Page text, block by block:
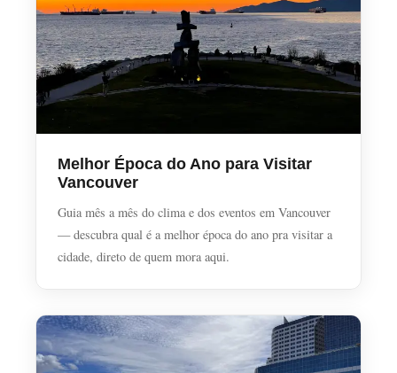
Melhor Época do Ano para Visitar
Vancouver
Guia mês a mês do clima e dos eventos em Vancouver
— descubra qual é a melhor época do ano pra visitar a
cidade, direto de quem mora aqui.